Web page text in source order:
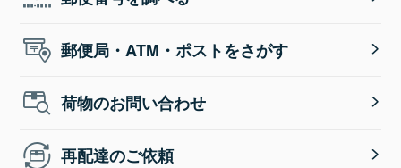
郵便局・ATM・ポストをさがす
荷物のお問い合わせ
再配達のご依頼